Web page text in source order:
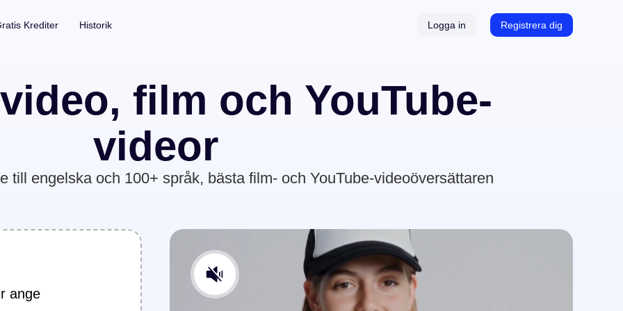
Ta bort fotobakgrund
Ta bort fotovattenstämpel Obegränsad
Foto-förbättrare Obegränsad
Automatisk Undertextgenerator
Krediter Historik Logga in Registrera dig
film och YouTube-
videor
till engelska och 100+ språk, bästa film- och YouTube-videoöversättaren
ange